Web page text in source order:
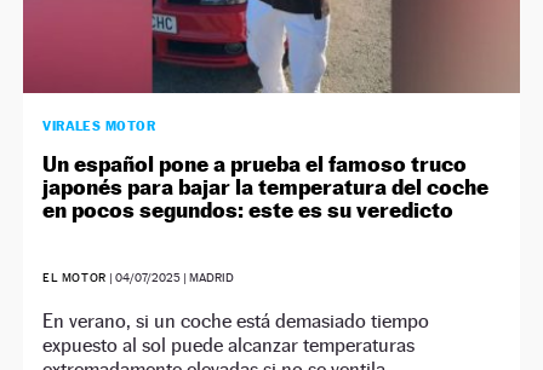
VIRALES MOTOR
Un español pone a prueba el famoso truco
japonés para bajar la temperatura del coche
en pocos segundos: este es su veredicto
EL MOTOR | 04/07/2025| MADRID
En verano, si un coche está demasiado tiempo
expuesto al sol puede alcanzar temperaturas